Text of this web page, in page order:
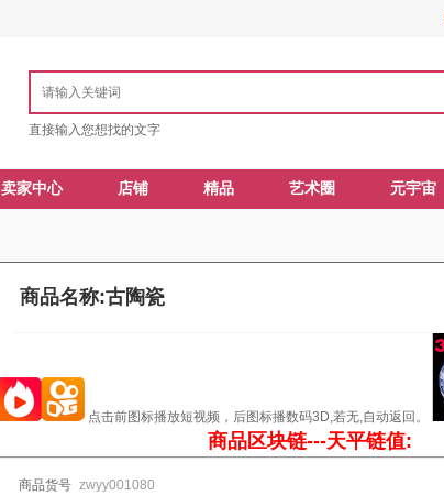
直接输入您想找的文字
卖家中心 店铺 精品 艺术圈 元宇宙
商品名称:古陶瓷
点击前图标播放短视频，后图标播数码3D,若无,自动返回。
商品区块链---天平链值:
商品货号 zwyy001080